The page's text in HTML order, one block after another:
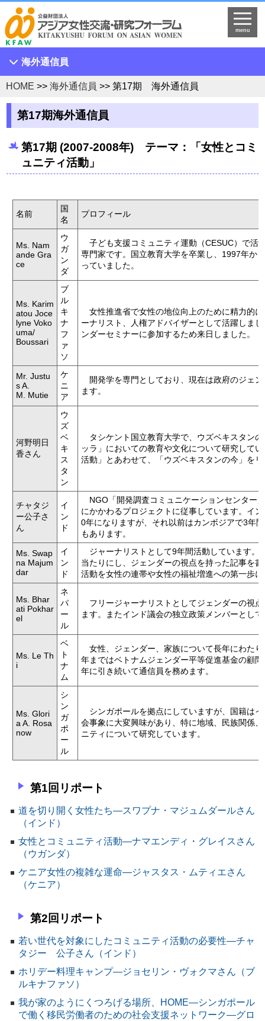
menu
海外通信員
第33期 海外通信員
第32期 海外通信員
第31期 海外通信員
第30期 海外通信員
第29期 海外通信員
第27期 海外通信員
第26期 海外通信員
第25期 海外通信員
第24期 海外通信員
第23期 海外通信員
第22期 海外通信員
第21期 海外通信員
第20期 海外通信員
第19期 海外通信員
第18期 海外通信員
第17期 海外通信員
第16期 海外通信員
第15期 海外通信員
第14期 海外通信員
海外通信員ネットワーク（2026年～）
HOME >> 海外通信員 >> 第17期 海外通信員
第17期海外通信員
第17期 (2007-2008年) テーマ：「女性とコミ
ュニティ活動」
名前
国
名
プロフィール
Ms. Nam
ande Gra
ce
ウ
ガ
ン
ダ
子ども支援コミュニティ運動（CESUC）で活
専門家です。国立教育大学を卒業し、1997年か
っていました。
Ms. Karim
atou Joce
lyne Voko
uma/
Boussari
ブ
ル
キ
ナ
フ
ァ
ソ
女性推進省で女性の地位向上のために精力的
ーナリスト、人権アドバイザーとして活躍しま
ンダーセミナーに参加するため来日しました。
Mr. Justu
s A.
M. Mutie
ケ
ニ
ア
開発学を専門としており、現在は政府のジェ
ます。
河野明日
香さん
ウ
ズ
ベ
キ
ス
タ
ン
タシケント国立教育大学で、ウズベキスタン
ッラ」においての教育や文化について研究して
活動」とあわせて、「ウズベキスタンの今」を
チャタジ
ー公子さ
ん
イ
ン
ド
NGO「開発調査コミュニケーションセンター
にかかわるプロジェクトに従事しています。イ
0年になりますが、それ以前はカンボジアで3年
もあります。
Ms. Swap
na Majum
dar
イ
ン
ド
ジャーナリストとして9年間活動しています。
当たりにし、ジェンダーの視点を持った記事を
活動を女性の連帯や女性の福祉増進への第一歩
Ms. Bhar
ati Pokhar
el
ネ
パ
ー
ル
フリージャーナリストとしてジェンダーの視
ます。またインド議会の独立政策メンバーとし
Ms. Le Th
i
ベ
ト
ナ
ム
女性、ジェンダー、家族について長年にわた
年まではベトナムジェンダー平等促進基金の顧
年に引き続いて通信員を務めます。
Ms. Glori
a A. Rosa
now
シ
ン
ガ
ポ
ー
ル
シンガポールを拠点にしていますが、国籍は
会事象に大変興味があり、特に地域、民族関係
ニティについて研究しています。
第1回リポート
道を切り開く女性たち―スワプナ・マジュムダールさん
（インド）
女性とコミュニティ活動―ナマエンディ・グレイスさん
（ウガンダ）
ケニア女性の複雑な運命―ジャスタス・ムティエさん
（ケニア）
第2回リポート
若い世代を対象にしたコミュニティ活動の必要性―チャ
タジー 公子さん（インド）
ホリデー料理キャンプ―ジョセリン・ヴォクマさん（ブ
ルキナファソ）
我が家のようにくつろげる場所、HOME―シンガポール
で働く移民労働者のための社会支援ネットワーク―グロ